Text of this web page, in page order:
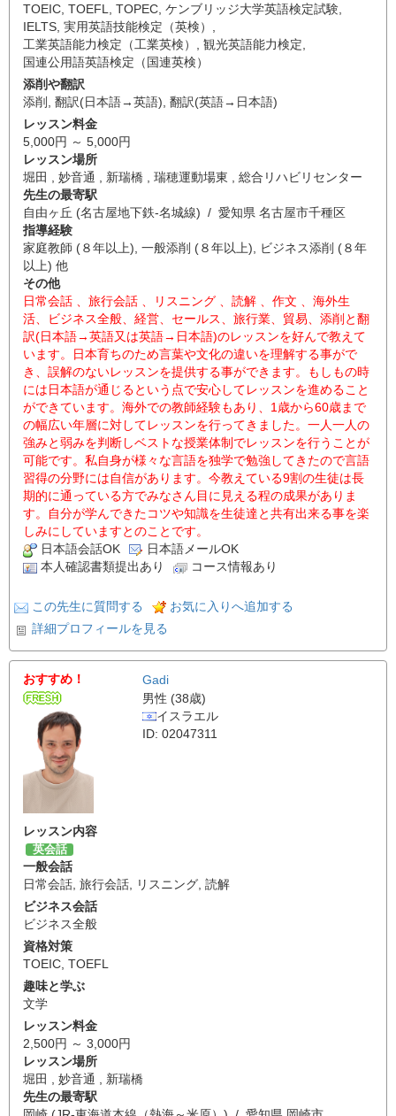
TOEIC, TOEFL, TOPEC, ケンブリッジ大学英語検定試験,
IELTS, 実用英語技能検定（英検） ,
工業英語能力検定（工業英検） , 観光英語能力検定,
国連公用語英語検定（国連英検）
添削や翻訳
添削 , 翻訳(日本語→英語), 翻訳(英語→日本語)
レッスン料金
5,000円 ～ 5,000円
レッスン場所
堀田 , 妙音通 , 新瑞橋 , 瑞穂運動場東 , 総合リハビリセンター
先生の最寄駅
自由ヶ丘 (名古屋地下鉄-名城線) / 愛知県 名古屋市千種区
指導経験
家庭教師 (８年以上), 一般添削 (８年以上), ビジネス添削 (８年
以上) 他
その他
日常会話 、旅行会話 、リスニング 、読解 、作文 、海外生
活、ビジネス全般、経営、セールス、旅行業、貿易、添削と翻
訳(日本語→英語又は英語→日本語)のレッスンを好んで教えて
います。日本育ちのため言葉や文化の違いを理解する事がで
き、誤解のないレッスンを提供する事ができます。もしもの時
には日本語が通じるという点で安心してレッスンを進めること
ができています。海外での教師経験もあり、1歳から60歳まで
の幅広い年層に対してレッスンを行ってきました。一人一人の
強みと弱みを判断しベストな授業体制でレッスンを行うことが
可能です。私自身が様々な言語を独学で勉強してきたので言語
習得の分野には自信があります。今教えている9割の生徒は長
期的に通っている方でみなさん目に見える程の成果がありま
す。自分が学んできたコツや知識を生徒達と共有出来る事を楽
しみにしていますとのことです。
日本語会話OK
日本語メールOK
本人確認書類提出あり
コース情報あり
この先生に質問する
お気に入りへ追加する
詳細プロフィールを見る
おすすめ！
Gadi
男性 (38歳)
イスラエル
ID: 02047311
レッスン内容
英会話
一般会話
日常会話 旅行会話 リスニング 読解
ビジネス会話
ビジネス全般
資格対策
TOEIC TOEFL
趣味と学ぶ
文学
レッスン料金
2,500円 ～ 3,000円
レッスン場所
堀田 , 妙音通 , 新瑞橋
先生の最寄駅